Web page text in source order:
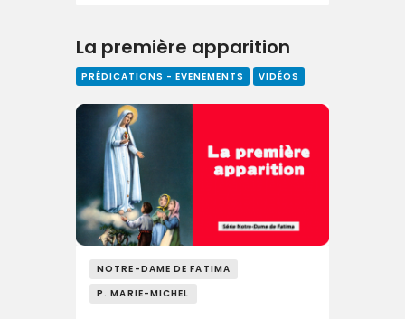
La première apparition
PRÉDICATIONS - EVENEMENTS VIDÉOS
NOTRE-DAME DE FATIMA
P. MARIE-MICHEL